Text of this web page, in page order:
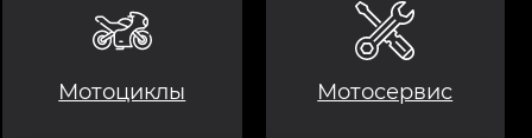
Мотоциклы Мотосервис